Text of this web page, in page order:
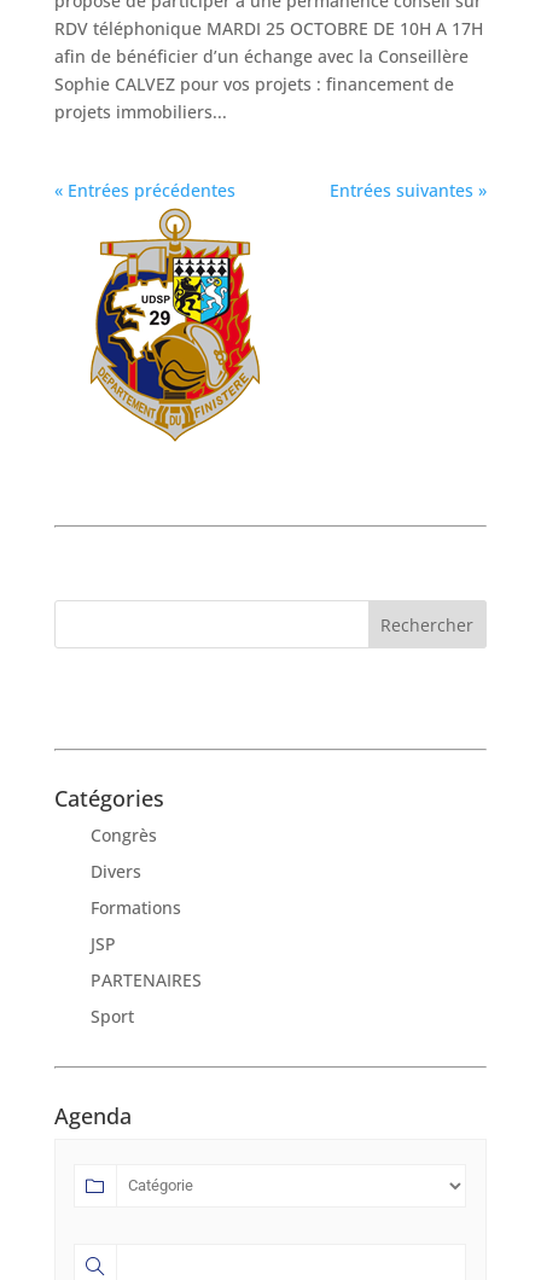
RDV téléphonique MARDI 25 OCTOBRE DE 10H A 17H
afin de bénéficier d’un échange avec la Conseillère
Sophie CALVEZ pour vos projets : financement de
projets immobiliers...
« Entrées précédentes Entrées suivantes »
Catégories
Congrès
Divers
Formations
JSP
PARTENAIRES
Sport
Agenda